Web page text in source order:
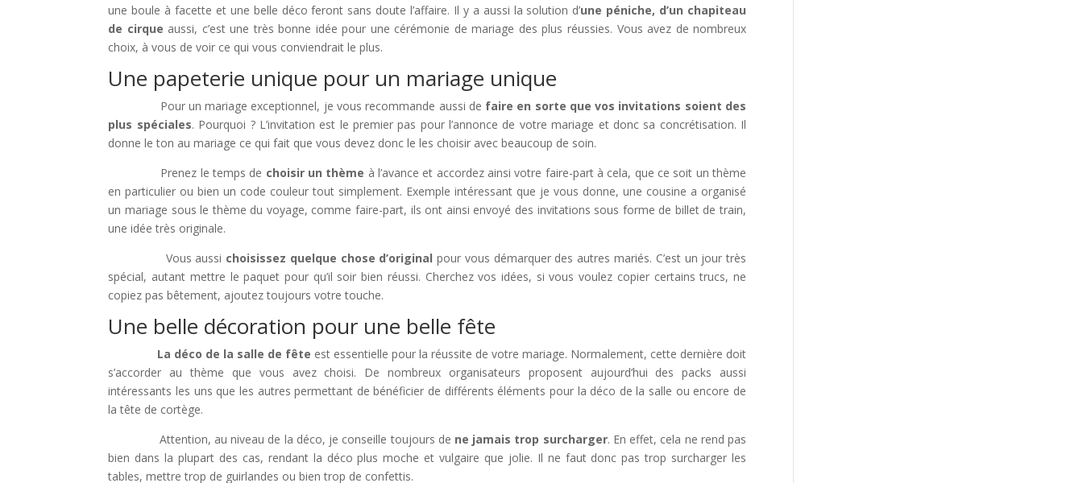
une boule à facette et une belle déco feront sans doute l’affaire. Il y a aussi la solution d’une péniche, d’un chapiteau
de cirque aussi, c’est une très bonne idée pour une cérémonie de mariage des plus réussies. Vous avez de nombreux
choix, à vous de voir ce qui vous conviendrait le plus.
Une papeterie unique pour un mariage unique
Pour un mariage exceptionnel, je vous recommande aussi de faire en sorte que vos invitations soient des
plus spéciales. Pourquoi ? L’invitation est le premier pas pour l’annonce de votre mariage et donc sa concrétisation. Il
donne le ton au mariage ce qui fait que vous devez donc le les choisir avec beaucoup de soin.
Prenez le temps de choisir un thème à l’avance et accordez ainsi votre faire-part à cela, que ce soit un thème
en particulier ou bien un code couleur tout simplement. Exemple intéressant que je vous donne, une cousine a organisé
un mariage sous le thème du voyage, comme faire-part, ils ont ainsi envoyé des invitations sous forme de billet de train,
une idée très originale.
Vous aussi choisissez quelque chose d’original pour vous démarquer des autres mariés. C’est un jour très
spécial, autant mettre le paquet pour qu’il soir bien réussi. Cherchez vos idées, si vous voulez copier certains trucs, ne
copiez pas bêtement, ajoutez toujours votre touche.
Une belle décoration pour une belle fête
La déco de la salle de fête est essentielle pour la réussite de votre mariage. Normalement, cette dernière doit
s’accorder au thème que vous avez choisi. De nombreux organisateurs proposent aujourd’hui des packs aussi
intéressants les uns que les autres permettant de bénéficier de différents éléments pour la déco de la salle ou encore de
la tête de cortège.
Attention, au niveau de la déco, je conseille toujours de ne jamais trop surcharger. En effet, cela ne rend pas
bien dans la plupart des cas, rendant la déco plus moche et vulgaire que jolie. Il ne faut donc pas trop surcharger les
tables, mettre trop de guirlandes ou bien trop de confettis.